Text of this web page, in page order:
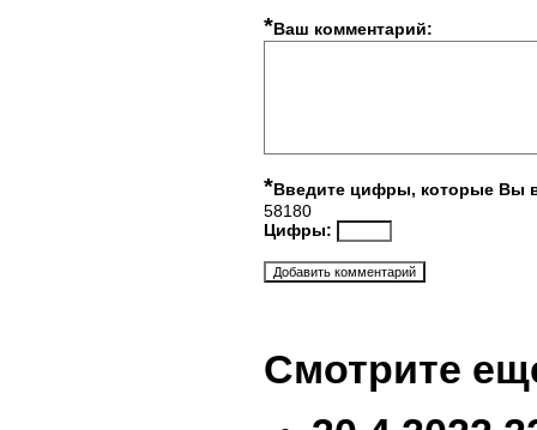
*Ваш комментарий:
*Введите цифры, которые Вы
58180
Цифры:
Смотрите